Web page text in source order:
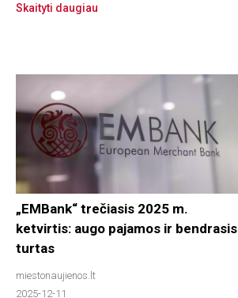
Skaityti daugiau
„EMBank“ trečiasis 2025 m.
ketvirtis: augo pajamos ir bendrasis
turtas
miestonaujienos.lt
2025-12-11